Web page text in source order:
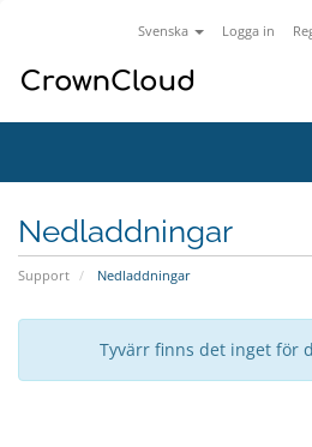
Svenska Logga in
Nedladdningar
Support Nedladdningar
Tyvärr finns det inget för